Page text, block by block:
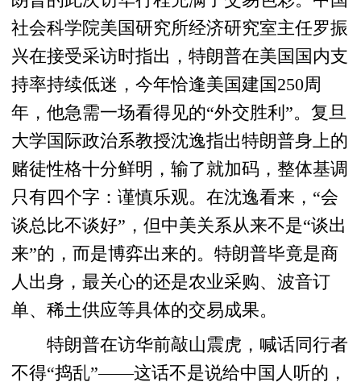
社会科学院美国研究所经济研究室主任罗振
兴在接受采访时指出，特朗普在美国国内支
持率持续低迷，今年恰逢美国建国250周
年，他急需一场看得见的“外交胜利”。复旦
大学国际政治系教授沈逸指出特朗普身上的
赌徒性格十分鲜明，输了就加码，整体基调
只有四个字：谨慎乐观。在沈逸看来，“会
谈总比不谈好”，但中美关系从来不是“谈出
来”的，而是博弈出来的。特朗普毕竟是商
人出身，最关心的还是农业采购、波音订
单、稀土供应等具体的交易成果。
特朗普在访华前敲山震虎，喊话同行者
不得“捣乱”——这话不是说给中国人听的，